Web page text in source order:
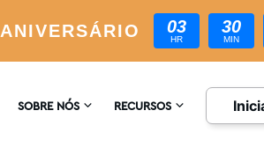
ANIVERSÁRIO 03
HR
30
MIN
SOBRE NÓS RECURSOS